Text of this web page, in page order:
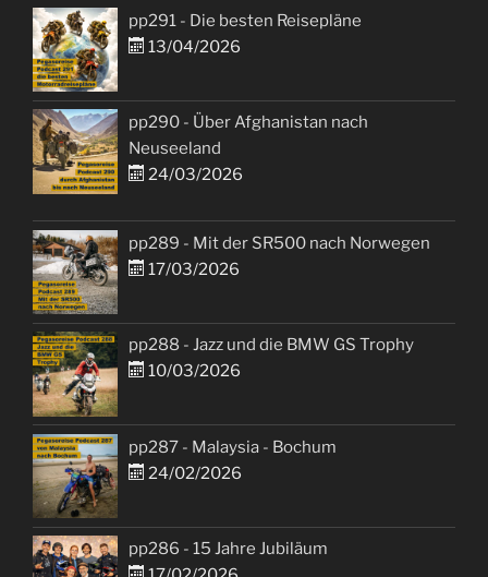
pp291 - Die besten Reisepläne
13/04/2026
pp290 - Über Afghanistan nach
Neuseeland
24/03/2026
pp289 - Mit der SR500 nach Norwegen
17/03/2026
pp288 - Jazz und die BMW GS Trophy
10/03/2026
pp287 - Malaysia - Bochum
24/02/2026
pp286 - 15 Jahre Jubiläum